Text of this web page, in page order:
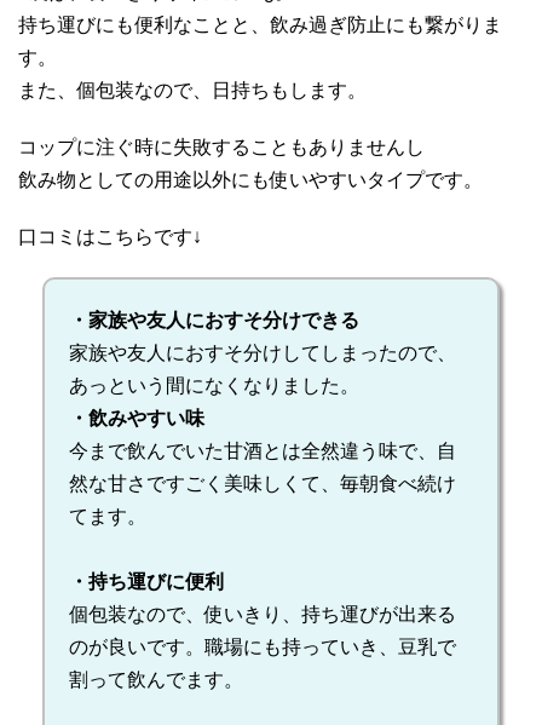
持ち運びにも便利なことと、飲み過ぎ防止にも繋がりま
す。
また、個包装なので、日持ちもします。
コップに注ぐ時に失敗することもありませんし
飲み物としての用途以外にも使いやすいタイプです。
口コミはこちらです↓
・家族や友人におすそ分けできる
家族や友人におすそ分けしてしまったので、
あっという間になくなりました。
・飲みやすい味
今まで飲んでいた甘酒とは全然違う味で、自
然な甘さですごく美味しくて、毎朝食べ続け
てます。
・持ち運びに便利
個包装なので、使いきり、持ち運びが出来る
のが良いです。職場にも持っていき、豆乳で
割って飲んでます。